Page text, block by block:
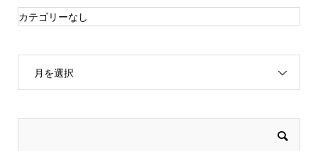
カテゴリーなし
月を選択